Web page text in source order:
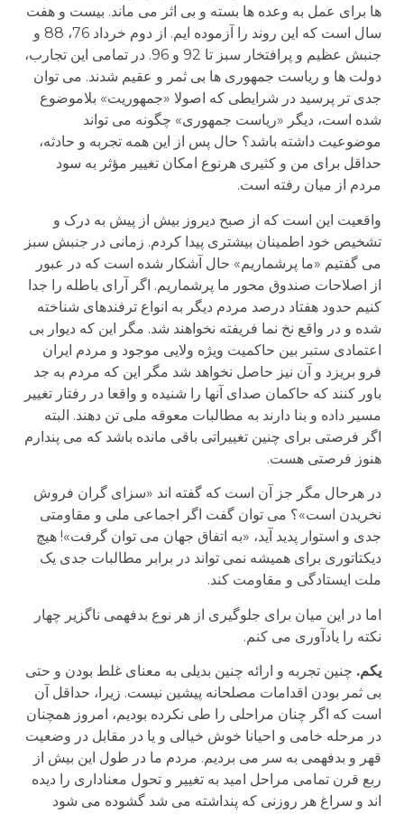
ها برای عمل به وعده ها بسته و بی اثر می ماند. بیست و هفت
سال است که این روند را آزموده ایم. از دوم خرداد 76، 88 و
جنبش عظیم و پرافتخار سبز تا 92 و 96. در تمامی این تجارب،
دولت ها و ریاست جمهوری ها بی ثمر و عقیم شدند. می توان
جدی تر پرسید در شرایطی که اصولا «جمهوریت» بلاموضوع
شده است، دیگر «ریاست جمهوری» چگونه می تواند
موضوعیت داشته باشد؟ حال پس از این همه تجربه و حادثه،
حداقل برای من و کثیری هرنوع امکان تغییر مؤثر به سود
مردم از میان رفته است.
واقعیت این است که از صبح دیروز بیش از پیش به درک و
تشخیص خود اطمینان بیشتری پیدا کردم. زمانی در جنبش سبز
می گفتیم «ما پرشماریم» حال آشکار شده است که در عبور
از اصلاحات صندوق محور ما پرشماریم. اگر آرای باطله را جدا
کنیم حدود هفتاد درصد مردم دیگر به انواع ترفندهای شناخته
شده و در واقع نخ نما فریفته نخواهند شد. مگر این که دیوار بی
اعتمادی ستبر بین حاکمیت ویژه ولایی موجود و مردم ایران
فرو بریزد و آن نیز حاصل نخواهد شد مگر این که مردم به جد
باور کنند که حاکمان صدای آنها را شنیده و واقعا در رفتار تغییر
مسیر داده و بنا دارند به مطالبات معوقه ملی تن دهند. البته
اگر فرصتی برای چنین تغییراتی باقی مانده باشد که می پندارم
هنوز فرصتی هست.
در هرحال مگر جز آن است که گفته اند «سزای گران فروش
نخریدن است»؟ می توان گفت اگر اجماعی ملی و مقاومتی
جدی و استوار پدید آید، «به اتفاق جهان می توان گرفت»! هیچ
دیکتاتوری برای همیشه نمی تواند در برابر مطالبات جدی یک
ملت ایستادگی و مقاومت کند.
اما در این میان برای جلوگیری از هر نوع بدفهمی ناگزیر چهار
نکته را یادآوری می کنم.
یکم. چنین تجربه و ارائه چنین بدیلی به معنای غلط بودن و حتی
بی ثمر بودن اقدامات مصلحانه پیشین نیست. زیرا، حداقل آن
است که اگر چنان مراحلی را طی نکرده بودیم، امروز همچنان
در مرحله خامی و احیانا خوش خیالی و یا در مقابل در وضعیت
قهر و بدفهمی به سر می بردیم. مردم ما در طول این بیش از
ربع قرن تمامی مراحل امید به تغییر و تحول معناداری را دیده
اند و سراغ هر روزنی که پنداشته می شد گشوده می شود